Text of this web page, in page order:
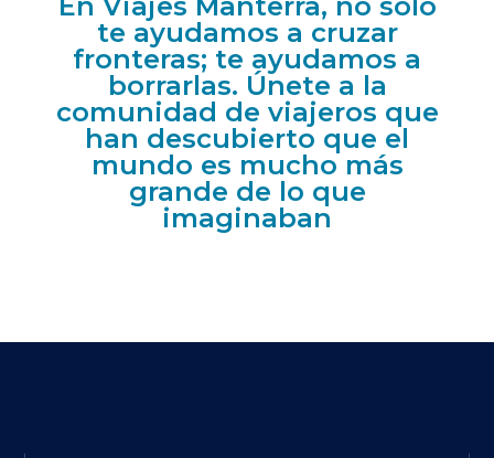
te ayudamos a cruzar
fronteras; te ayudamos a
borrarlas. Únete a la
comunidad de viajeros que
han descubierto que el
mundo es mucho más
grande de lo que
imaginaban